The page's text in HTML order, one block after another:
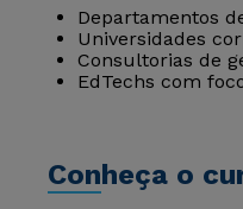
Departamentos
Universidades
Consultorias de
EdTechs com
Conheça o